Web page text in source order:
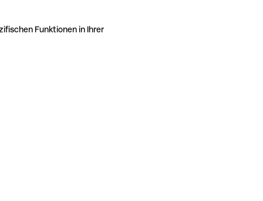
Funktionen in Ihrer